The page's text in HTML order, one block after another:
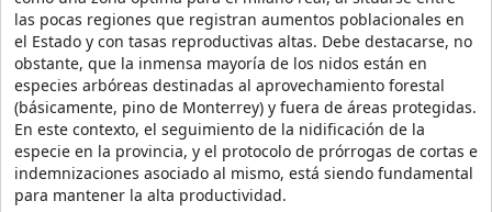
las pocas regiones que registran aumentos poblacionales en
el Estado y con tasas reproductivas altas. Debe destacarse, no
obstante, que la inmensa mayoría de los nidos están en
especies arbóreas destinadas al aprovechamiento forestal
(básicamente, pino de Monterrey) y fuera de áreas protegidas.
En este contexto, el seguimiento de la nidificación de la
especie en la provincia, y el protocolo de prórrogas de cortas e
indemnizaciones asociado al mismo, está siendo fundamental
para mantener la alta productividad.